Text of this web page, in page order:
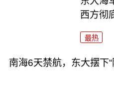
西方彻
最热
南海6天禁航，东大摆下“